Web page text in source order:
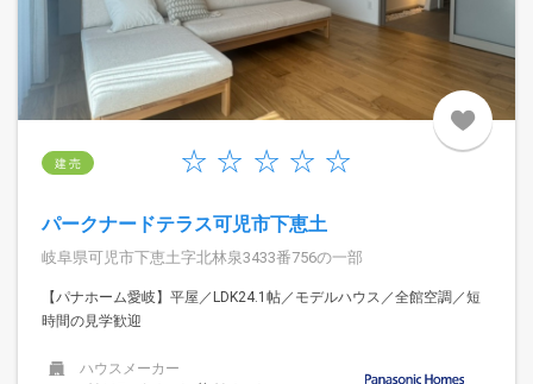
建 売
パークナードテラス可児市下恵土
岐阜県可児市下恵土字北林泉3433番756の一部
【パナホーム愛岐】平屋／LDK24.1帖／モデルハウス／全館空調／短
時間の見学歓迎
ハウスメーカー